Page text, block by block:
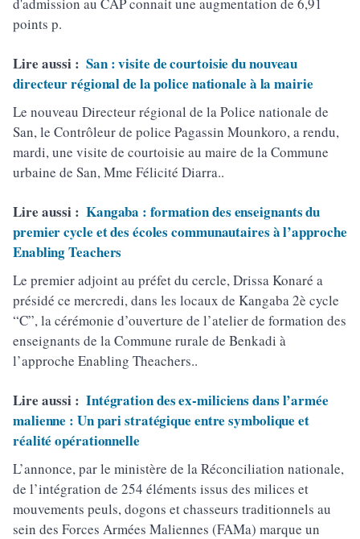
points p.
Lire aussi : San : visite de courtoisie du nouveau
directeur régional de la police nationale à la mairie
Le nouveau Directeur régional de la Police nationale de
San, le Contrôleur de police Pagassin Mounkoro, a rendu,
mardi, une visite de courtoisie au maire de la Commune
urbaine de San, Mme Félicité Diarra..
Lire aussi : Kangaba : formation des enseignants du
premier cycle et des écoles communautaires à l’approche
Enabling Teachers
Le premier adjoint au préfet du cercle, Drissa Konaré a
présidé ce mercredi, dans les locaux de Kangaba 2è cycle
“C”, la cérémonie d’ouverture de l’atelier de formation des
enseignants de la Commune rurale de Benkadi à
l’approche Enabling Theachers..
Lire aussi : Intégration des ex-miliciens dans l’armée
malienne : Un pari stratégique entre symbolique et
réalité opérationnelle
L’annonce, par le ministère de la Réconciliation nationale,
de l’intégration de 254 éléments issus des milices et
mouvements peuls, dogons et chasseurs traditionnels au
sein des Forces Armées Maliennes (FAMa) marque un